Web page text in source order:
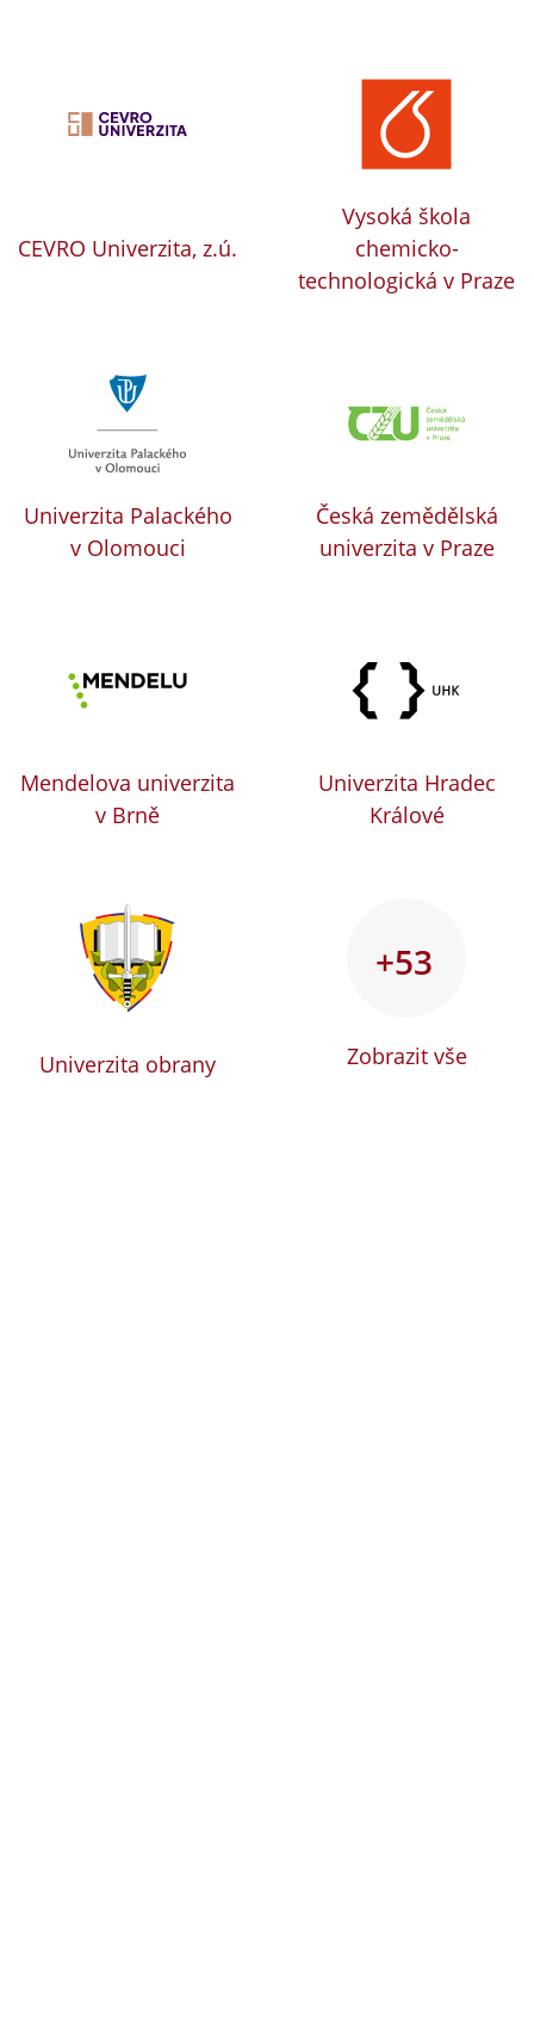
CEVRO Univerzita, z.ú.
Vysoká škola
chemicko-
technologická v Praze
Univerzita Palackého
v Olomouci
Česká zemědělská
univerzita v Praze
Mendelova univerzita
v Brně
Univerzita Hradec
Králové
Univerzita obrany
+53
Zobrazit vše